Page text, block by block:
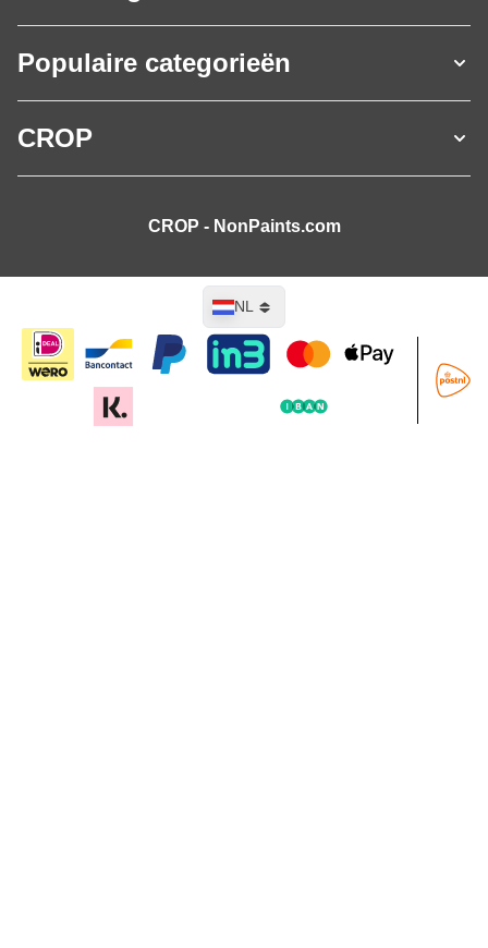
Populaire categorieën
CROP
CROP - NonPaints.com
NL